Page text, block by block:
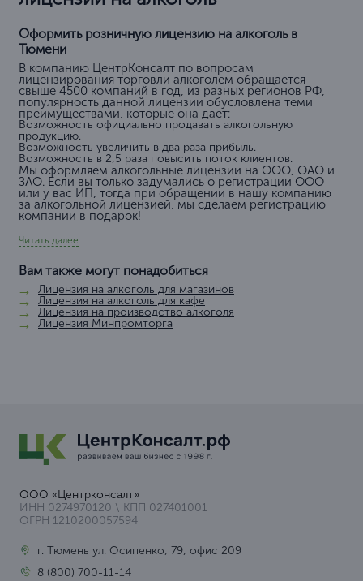
Оформить розничную лицензию на алкоголь в
Тюмени
В компанию ЦентрКонсалт по вопросам
лицензирования торговли алкоголем обращается
свыше 4500 компаний в год, из разных регионов РФ,
популярность данной лицензии обусловлена теми
преимуществами, которые она дает:
Возможность официально продавать алкогольную
продукцию.
Возможность увеличить в два раза прибыль.
Возможность в 2,5 раза повысить поток клиентов.
Мы оформляем алкогольные лицензии на ООО, ОАО и
ЗАО. Если вы только задумались о регистрации ООО
или у вас ИП, тогда при обращении в нашу компанию
за алкогольной лицензией, мы сделаем регистрацию
компании в подарок!
Читать далее
Вам также могут понадобиться
Лицензия на алкоголь для магазинов
Лицензия на алкоголь для кафе
Лицензия на производство алкоголя
Лицензия Минпромторга
ООО «Центрконсалт»
ИНН 0274970120 \ КПП 027401001
ОГРН 1210200057594
г. Тюмень ул. Осипенко, 79, офис 209
8 (800) 700-11-14